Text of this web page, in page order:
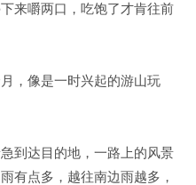
来嚼两口，吃饱了才肯往前
，像是一时兴起的游山玩
到达目的地，一路上的风景
有点多，越往南边雨越多，